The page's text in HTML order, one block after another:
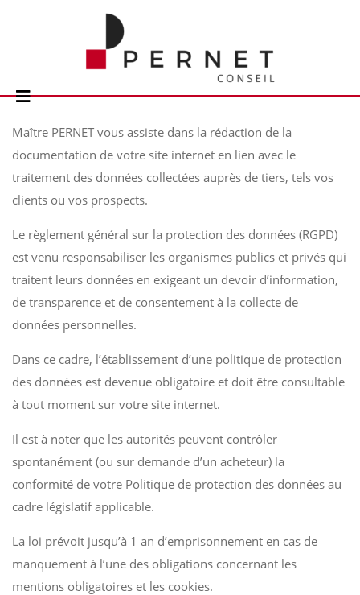
Maître PERNET vous assiste dans la rédaction de la
documentation de votre site internet en lien avec le
traitement des données collectées auprès de tiers, tels vos
clients ou vos prospects.
Le règlement général sur la protection des données (RGPD)
est venu responsabiliser les organismes publics et privés qui
traitent leurs données en exigeant un devoir d’information,
de transparence et de consentement à la collecte de
données personnelles.
Dans ce cadre, l’établissement d’une politique de protection
des données est devenue obligatoire et doit être consultable
à tout moment sur votre site internet.
Il est à noter que les autorités peuvent contrôler
spontanément (ou sur demande d’un acheteur) la
conformité de votre Politique de protection des données au
cadre législatif applicable.
La loi prévoit jusqu’à 1 an d’emprisonnement en cas de
manquement à l’une des obligations concernant les
mentions obligatoires et les cookies.